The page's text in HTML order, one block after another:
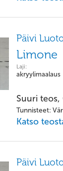
Päivi
Limone
Laji:
akryylimaalaus
Suuri teos,
Tunnisteet:
Katso
Päivi